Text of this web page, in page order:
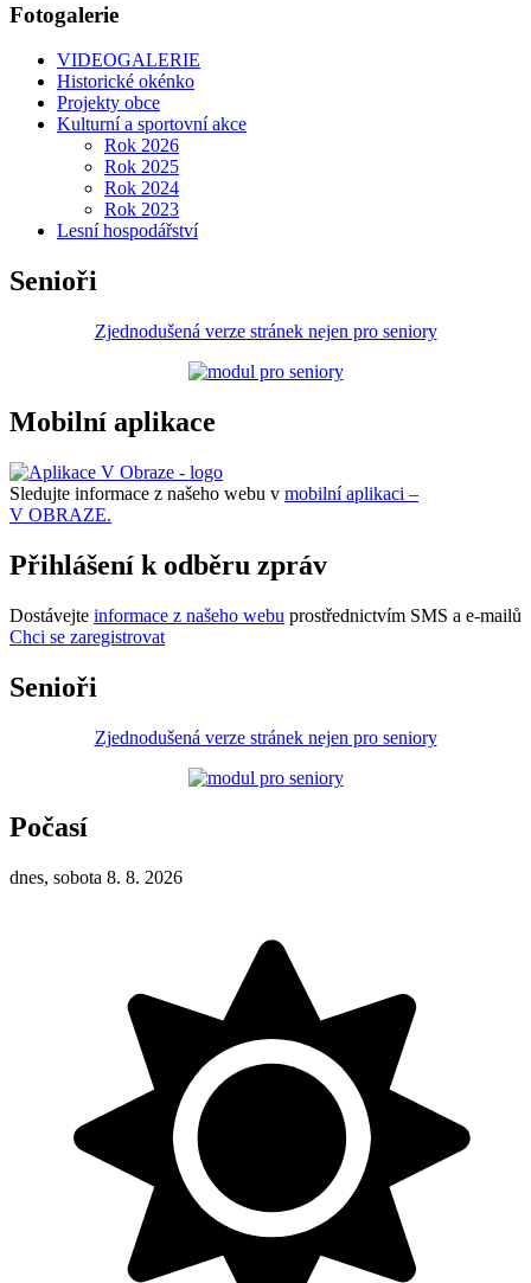
Fotogalerie
VIDEOGALERIE
Historické okénko
Projekty obce
Kulturní a sportovní akce
Rok 2026
Rok 2025
Rok 2024
Rok 2023
Lesní hospodářství
Senioři
Zjednodušená verze stránek nejen pro seniory
Mobilní aplikace
Sledujte informace z našeho webu v mobilní aplikaci –
V OBRAZE.
Přihlášení k odběru zpráv
Dostávejte informace z našeho webu prostřednictvím SMS a e-mailů
Chci se zaregistrovat
Senioři
Zjednodušená verze stránek nejen pro seniory
Počasí
dnes, sobota 8. 8. 2026